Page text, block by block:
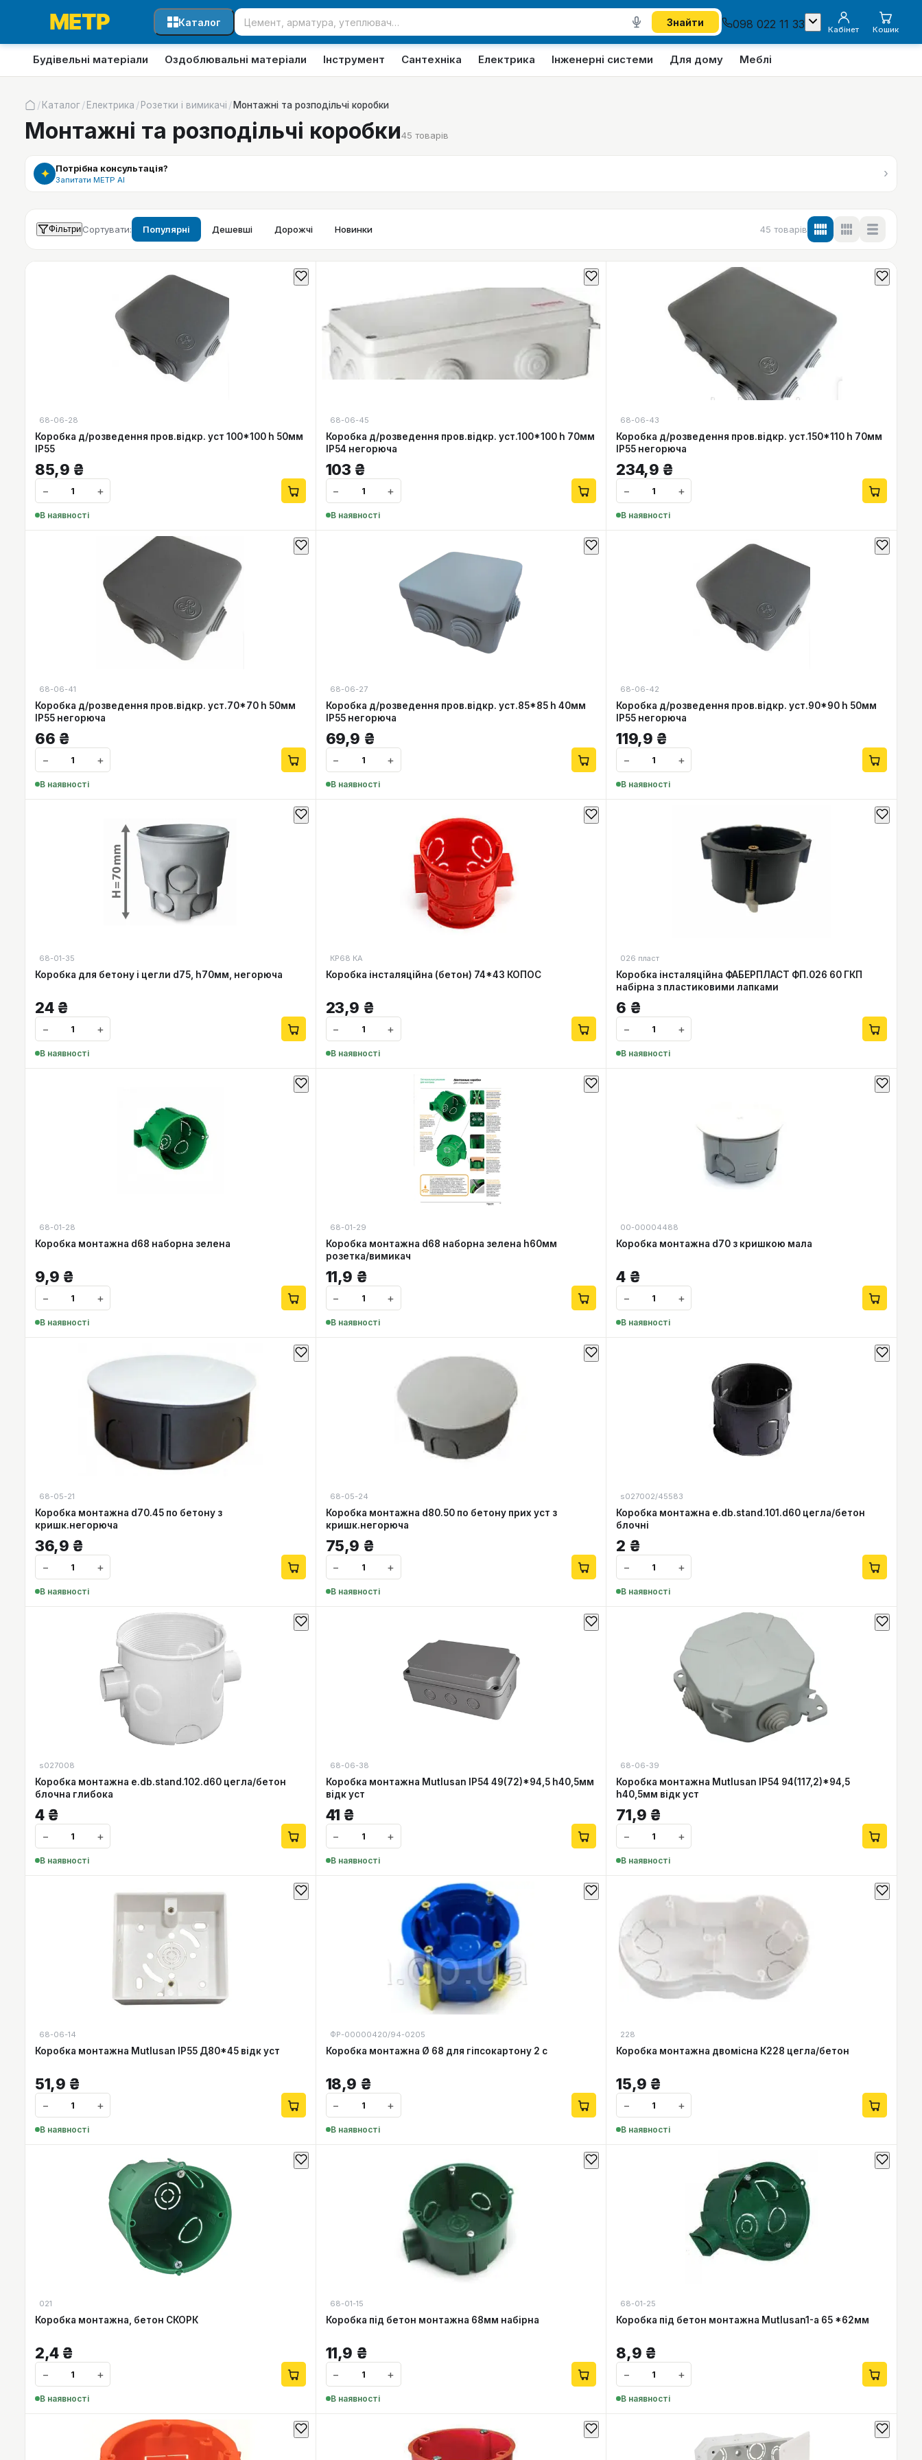
Каталог Знайти 098 022 11 33 Кабінет Кошик
Будівельні матеріали Оздоблювальні матеріали Інструмент Сантехніка Електрика Інженерні системи Для дому Меблі
/Каталог/Електрика /Розетки і вимикачі /Монтажні та розподільчі коробки
Монтажні та розподільчі коробки45 товарів
✦ Потрібна консультація?
Запитати МЕТР АІ ›
Фільтри Сортувати: Популярні Дешевші Дорожчі Новинки 45 товарів
68-06-28
Коробка д/розведення пров.відкр. уст 100*100 h 50мм
IP55
85,9 ₴
− +
В наявності
68-06-45
Коробка д/розведення пров.відкр. уст.100*100 h 70мм
IP54 негорюча
103 ₴
− +
В наявності
68-06-43
Коробка д/розведення пров.відкр. уст.150*110 h 70мм
IP55 негорюча
234,9 ₴
− +
В наявності
68-06-41
Коробка д/розведення пров.відкр. уст.70*70 h 50мм
IP55 негорюча
66 ₴
− +
В наявності
68-06-27
Коробка д/розведення пров.відкр. уст.85*85 h 40мм
IP55 негорюча
69,9 ₴
− +
В наявності
68-06-42
Коробка д/розведення пров.відкр. уст.90*90 h 50мм
IP55 негорюча
119,9 ₴
− +
В наявності
68-01-35
Коробка для бетону і цегли d75, h70мм, негорюча
24₴
− +
В наявності
КР68 КА
Коробка інсталяційна (бетон) 74*43 КОПОС
23,9 ₴
− +
В наявності
026 пласт
Коробка інсталяційна ФАБЕРПЛАСТ ФП.026 60 ГКП
набірна з пластиковими лапками
6 ₴
− +
В наявності
68-01-28
Коробка монтажна d68 наборна зелена
9,9 ₴
− +
В наявності
68-01-29
Коробка монтажна d68 наборна зелена h60мм
розетка/вимикач
11,9 ₴
− +
В наявності
00-00004488
Коробка монтажна d70 з кришкою мала
4₴
− +
В наявності
68-05-21
Коробка монтажна d70.45 по бетону з
кришк.негорюча
36,9 ₴
− +
В наявності
68-05-24
Коробка монтажна d80.50 по бетону прих уст з
кришк.негорюча
75,9 ₴
− +
В наявності
s027002/45583
Коробка монтажна e.db.stand.101.d60 цегла/бетон
блочні
2 ₴
− +
В наявності
s027008
Коробка монтажна e.db.stand.102.d60 цегла/бетон
блочна глибока
4₴
− +
В наявності
68-06-38
Коробка монтажна Mutlusan IP54 49(72)*94,5 h40,5мм
відк уст
41 ₴
− +
В наявності
68-06-39
Коробка монтажна Mutlusan IP54 94(117,2)*94,5
h40,5мм відк уст
71,9 ₴
− +
В наявності
68-06-14
Коробка монтажна Mutlusan IP55 Д80*45 відк уст
51,9 ₴
− +
В наявності
ФР-00000420/94-0205
Коробка монтажна Ø 68 для гіпсокартону 2 с
18,9 ₴
− +
В наявності
228
Коробка монтажна двомісна К228 цегла/бетон
15,9 ₴
− +
В наявності
021
Коробка монтажна, бетон СКОРК
2,4₴
− +
В наявності
68-01-15
Коробка під бетон монтажна 68мм набірна
11,9 ₴
− +
В наявності
68-01-25
Коробка під бетон монтажна Mutlusan1-а 65 *62мм
8,9 ₴
− +
В наявності